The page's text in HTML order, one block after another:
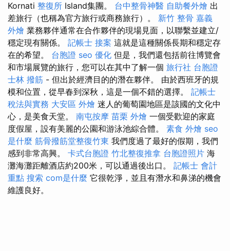
Kornati 整復所 Island集團。 台中整骨神醫 自助餐外燴 出
差旅行（也稱為官方旅行或商務旅行）。 新竹 整骨 嘉義
外燴 業務夥伴通常在合作夥伴的現場見面，以聯繫並建立/
穩定現有關係。 記帳士 接案 這就是這種關係長期和穩定存
在的希望。 台胞證 seo 優化 但是，我們還包括前往博覽會
和市場展覽的旅行，您可以在其中了解一個 旅行社 台胞證
士林 撥筋 - 但出於經濟目的的潛在夥伴。 由於西班牙的規
模和位置，從早春到深秋，這是一個不錯的選擇。 記帳士
稅法與實務 大安區 外燴 迷人的葡萄園地區是該國的文化中
心，是美食天堂。 南屯按摩 苗栗 外燴 一個受歡迎的家庭
度假屋，設有美麗的公園和游泳池綜合體。 素食 外燴 seo
是什麼 筋骨撥筋堂整復竹東 我們度過了最好的假期，我們
感到非常高興。 卡式台胞證 竹北整復推拿 台胞證照片 海
灘海灘距離酒店約200米，可以通過後出口。 記帳士 會計
重點 搜索 com是什麼 它很乾淨，並且有潛水和鼻涕的機會
維護良好。